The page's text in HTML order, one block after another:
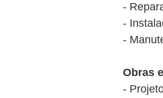
-
-
-
Obras
-